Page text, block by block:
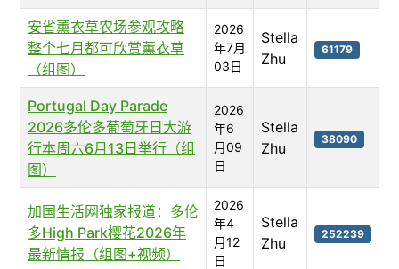
安省薰衣草农场参观攻略
整个七月都可欣赏薰衣草
（组图）
2026
年7月
03日
Stella
Zhu
61179
Portugal Day Parade
2026多伦多葡萄牙日大游
行本周六6月13日举行（组
图）
2026
年6
月09
日
Stella
Zhu
38090
加国生活网独家报道：多伦
多High Park樱花2026年
最新情报（组图+视频）
2026
年4
月12
日
Stella
Zhu
252239